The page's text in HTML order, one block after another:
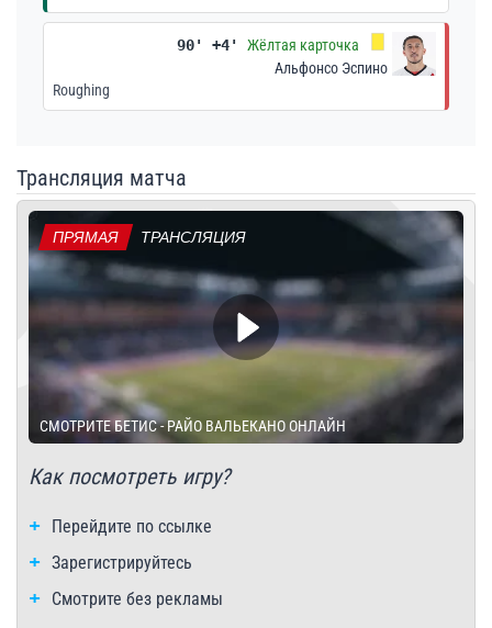
90' +4'
Жёлтая карточка
Альфонсо Эспино
Roughing
Трансляция матча
ПРЯМАЯ ТРАНСЛЯЦИЯ
СМОТРИТЕ БЕТИС - РАЙО ВАЛЬЕКАНО ОНЛАЙН
Как посмотреть игру?
Перейдите по ссылке
Зарегистрируйтесь
Смотрите без рекламы